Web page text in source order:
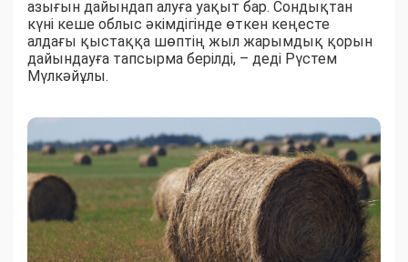
азығын дайындап алуға уақыт бар. Сондықтан
күні кеше облыс әкімдігінде өткен кеңесте
алдағы қыстаққа шөптің жыл жарымдық қорын
дайындауға тапсырма берілді, – деді Рүстем
Мүлкәйұлы.